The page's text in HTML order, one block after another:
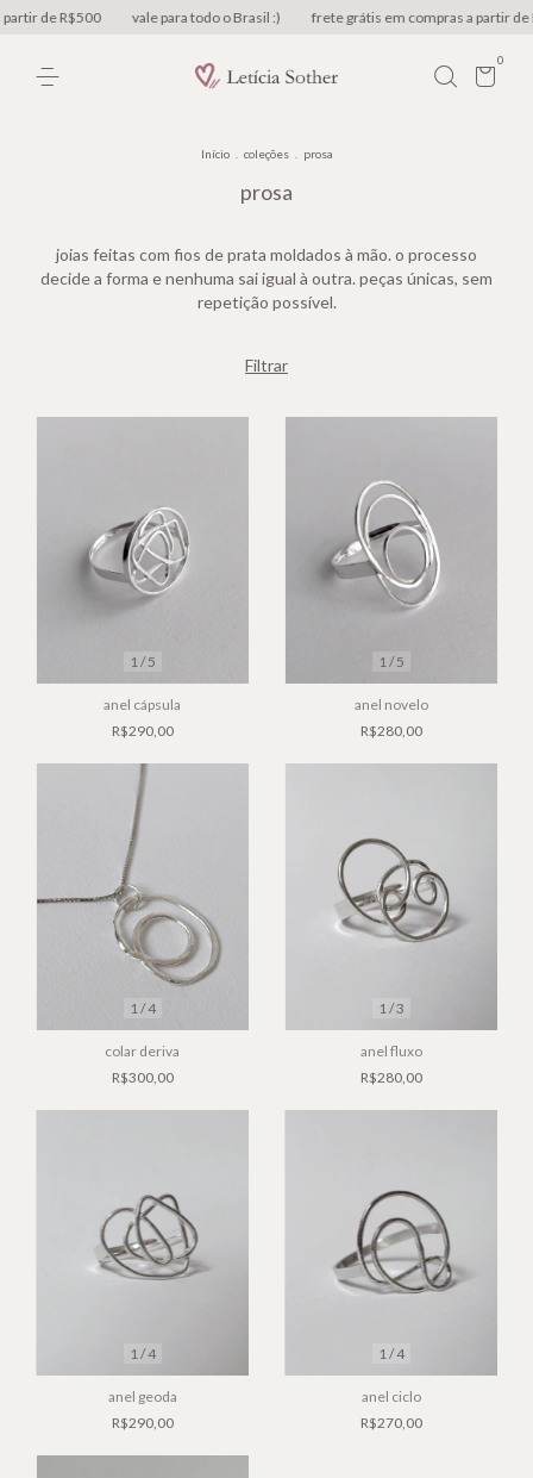
de R$500 vale para todo o Brasil :) frete grátis em compras a partir de
0
Início coleções prosa
prosa
joias feitas com fios de prata moldados à mão. o processo
decide a forma e nenhuma sai igual à outra. peças únicas, sem
repetição possível.
Filtrar
1 /5
anel cápsula
R$290,00
1 /5
anel novelo
R$280,00
1 /4
colar deriva
R$300,00
1 /3
anel fluxo
R$280,00
1/4
anel geoda
R$290,00
1/4
anel ciclo
R$270,00